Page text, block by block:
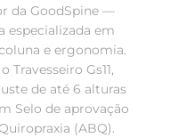
da GoodSpine —
especializada em
e ergonomia.
Travesseiro Gs11,
de até 6 alturas
Selo de aprovação
(ABQ).